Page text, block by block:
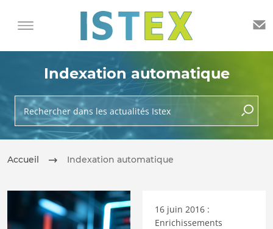
Indexation automatique
Rechercher dans les actualités Istex
lancer
Accueil Indexation automatique
16 juin 2016 :
Enrichissements